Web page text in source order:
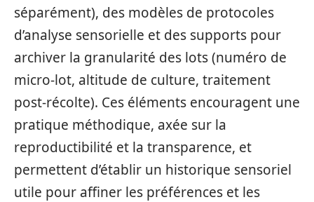
séparément), des modèles de protocoles
d’analyse sensorielle et des supports pour
archiver la granularité des lots (numéro de
micro-lot, altitude de culture, traitement
post-récolte). Ces éléments encouragent une
pratique méthodique, axée sur la
reproductibilité et la transparence, et
permettent d’établir un historique sensoriel
utile pour affiner les préférences et les